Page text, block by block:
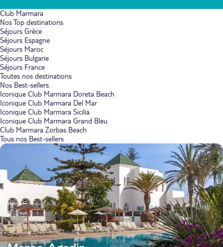
Club Marmara
Nos Top destinations
Séjours Grèce
Séjours Espagne
Séjours Maroc
Séjours Bulgarie
Séjours France
Toutes nos destinations
Nos Best-sellers
Iconique Club Marmara Doreta Beach
Iconique Club Marmara Del Mar
Iconique Club Marmara Sicilia
Iconique Club Marmara Grand Bleu
Club Marmara Zorbas Beach
Tous nos Best-sellers